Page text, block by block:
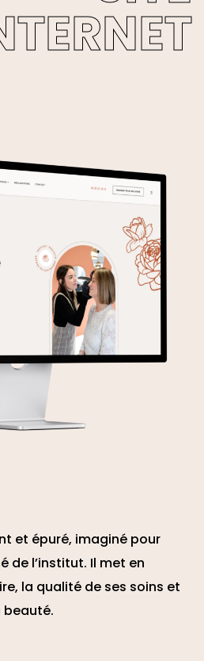
et épuré, imaginé pour
de l’institut. Il met en
la qualité de ses soins et
beauté.